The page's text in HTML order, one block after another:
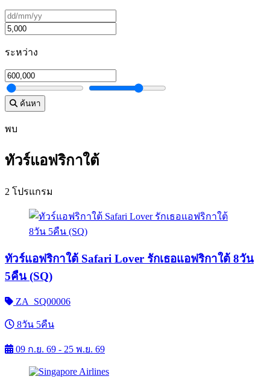
ระหว่าง
ค้นหา
พบ
ทัวร์แอฟริกาใต้
2 โปรแกรม
ทัวร์แอฟริกาใต้ Safari Lover รักเธอแอฟริกาใต้ 8วัน
5คืน (SQ)
ZA_SQ00006
8วัน 5คืน
09 ก.ย. 69 - 25 พ.ย. 69